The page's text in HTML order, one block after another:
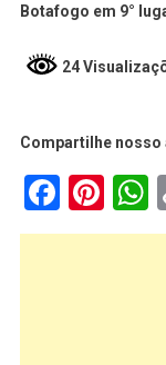
Botafogo em 9°
24
Compartilhe nosso